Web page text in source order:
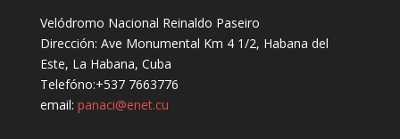
Velódromo Nacional Reinaldo Paseiro
Dirección: Ave Monumental Km 4 1/2, Habana del
Este, La Habana, Cuba
Telefóno:+537 7663776
email: panaci@enet.cu